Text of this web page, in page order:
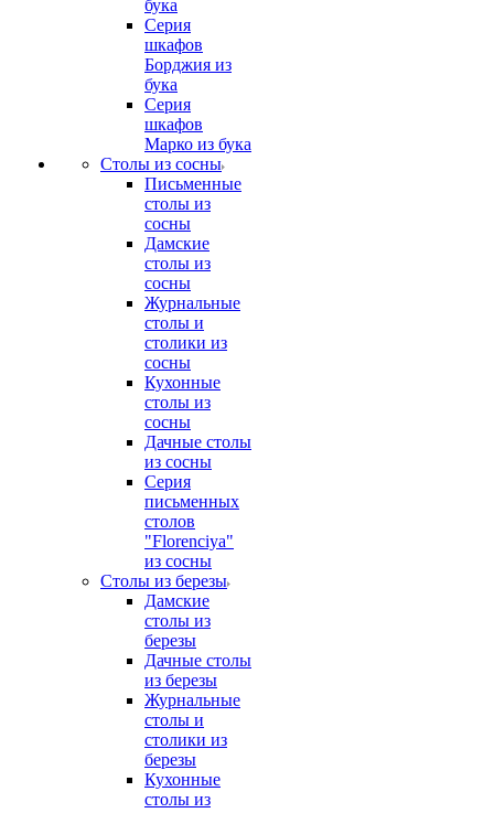
бука
Серия
шкафов
Борджия из
бука
Серия
шкафов
Марко из бука
Столы из сосны
Письменные
столы из
сосны
Дамские
столы из
сосны
Журнальные
столы и
столики из
сосны
Кухонные
столы из
сосны
Дачные столы
из сосны
Серия
письменных
столов
"Florenciya"
из сосны
Столы из березы
Дамские
столы из
березы
Дачные столы
из березы
Журнальные
столы и
столики из
березы
Кухонные
столы из